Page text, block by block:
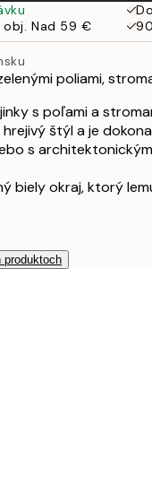
obj. Nad 59 €
poliami,
s poľami a
štýl a je
s
biely okraj, ktorý